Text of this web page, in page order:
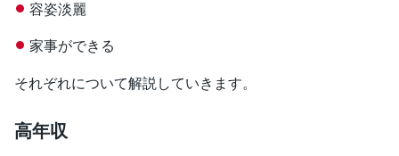
容姿淡麗
家事ができる
それぞれについて解説していきます。
高年収